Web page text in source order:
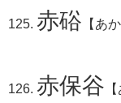
赤硲 【あ
赤保谷